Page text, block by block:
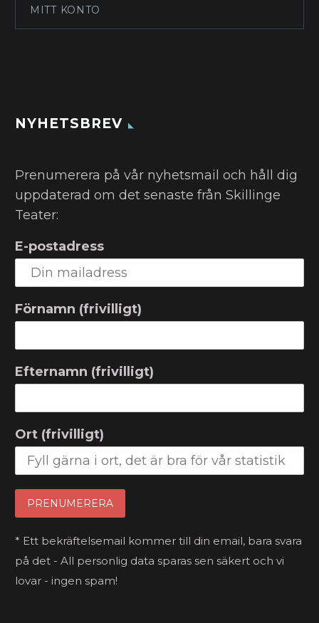
MITT KONTO
NYHETSBREV
Prenumerera på vår nyhetsmail och håll dig
uppdaterad om det senaste från Skillinge
Teater:
E-postadress
Förnamn (frivilligt)
Efternamn (frivilligt)
Ort (frivilligt)
* Ett bekräftelsemail kommer till din email, bara svara
på det - All personlig data sparas sen säkert och vi
lovar - ingen spam!